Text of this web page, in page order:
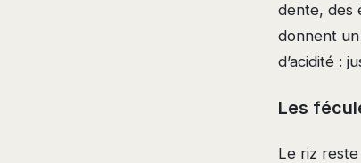
dente, des
donnent
d’acidité :
Les
Le riz